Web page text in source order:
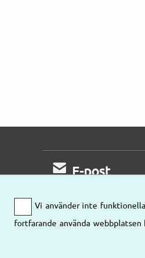
Vi använder inte
fortfarande använda
E-post
så kontaktar vi er!